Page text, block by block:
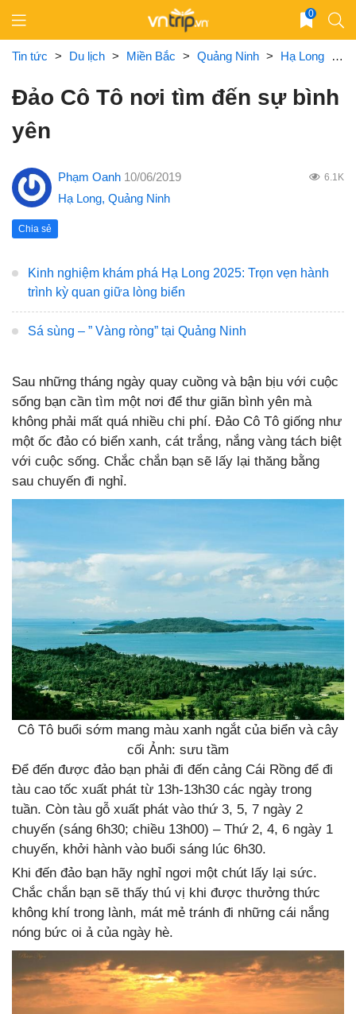
content
0
Tin tức > Du lịch > Miền Bắc > Quảng Ninh > Hạ Long
Đảo Cô Tô nơi tìm đến sự bình
yên
Phạm Oanh 10/06/2019 6.1K
Hạ Long, Quảng Ninh
Chia sẻ
Kinh nghiệm khám phá Hạ Long 2025: Trọn vẹn hành
trình kỳ quan giữa lòng biển
Sá sùng – ” Vàng ròng” tại Quảng Ninh
Sau những tháng ngày quay cuồng và bận bịu với cuộc
sống bạn cần tìm một nơi để thư giãn bình yên mà
không phải mất quá nhiều chi phí. Đảo Cô Tô giống như
một ốc đảo có biển xanh, cát trắng, nắng vàng tách biệt
với cuộc sống. Chắc chắn bạn sẽ lấy lại thăng bằng
sau chuyến đi nghỉ.
Cô Tô buổi sớm mang màu xanh ngắt của biển và cây
cối Ảnh: sưu tầm
Để đến được đảo bạn phải đi đến cảng Cái Rồng để đi
tàu cao tốc xuất phát từ 13h-13h30 các ngày trong
tuần. Còn tàu gỗ xuất phát vào thứ 3, 5, 7 ngày 2
chuyến (sáng 6h30; chiều 13h00) – Thứ 2, 4, 6 ngày 1
chuyến, khởi hành vào buổi sáng lúc 6h30.
Khi đến đảo bạn hãy nghỉ ngơi một chút lấy lại sức.
Chắc chắn bạn sẽ thấy thú vị khi được thưởng thức
không khí trong lành, mát mẻ tránh đi những cái nắng
nóng bức oi ả của ngày hè.